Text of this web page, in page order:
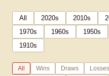
All 2020s 2010s
1970s 1960s 1950s
1910s
All Wins Draws Losses